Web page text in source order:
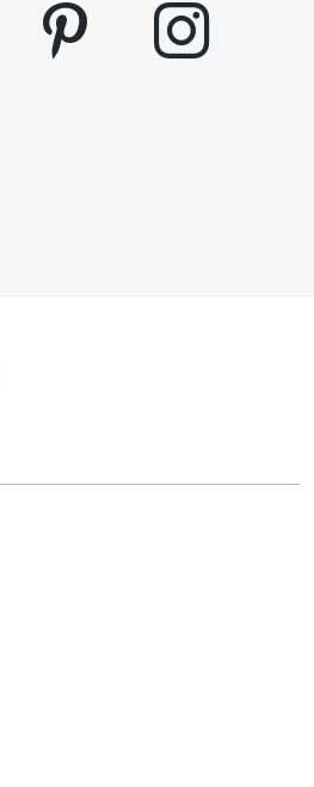
pinterest instagram